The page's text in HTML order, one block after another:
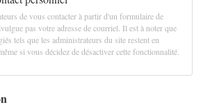
de vous contacter à partir d'un formulaire de
pas votre adresse de courriel. Il est à noter que
tels que les administrateurs du site restent en
si vous décidez de désactiver cette fonctionnalité.